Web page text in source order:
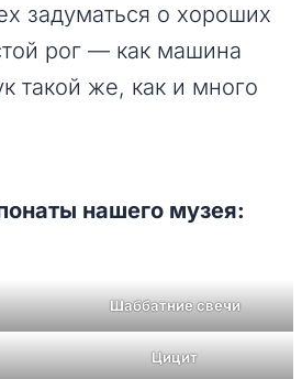
задуматься о хороших
рог — как машина
такой же, как и много
нашего музея:
Шаббатние свечи
Цицит